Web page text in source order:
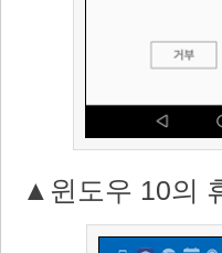
▲윈도우 10의